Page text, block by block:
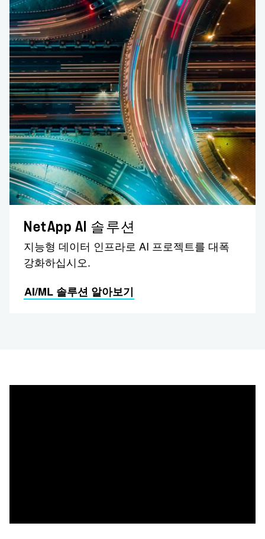
NetApp AI 솔루션
지능형 데이터 인프라로 AI 프로젝트를 대폭
강화하십시오.
AI/ML 솔루션 알아보기